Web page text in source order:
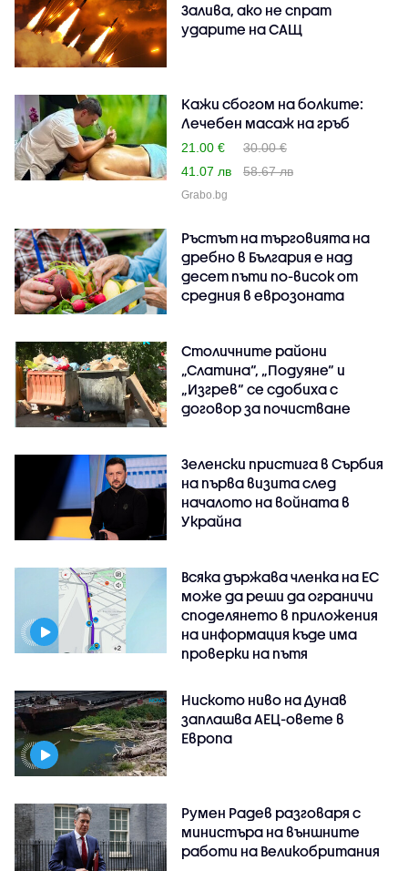
Залива, ако не спрат
ударите на САЩ
Кажи сбогом на болките:
Лечебен масаж на гръб
21.00 €
30.00 €
41.07 лв
58.67 лв
Grabo.bg
Ръстът на търговията на
дребно в България е над
десет пъти по-висок от
средния в еврозоната
Столичните райони
„Слатина“, „Подуяне“ и
„Изгрев“ се сдобиха с
договор за почистване
Зеленски пристига в Сърбия
на първа визита след
началото на войната в
Украйна
Всяка държава членка на ЕС
може да реши да ограничи
споделянето в приложения
на информация къде има
проверки на пътя
Ниското ниво на Дунав
заплашва АЕЦ-овете в
Европа
Румен Радев разговаря с
министъра на външните
работи на Великобритания